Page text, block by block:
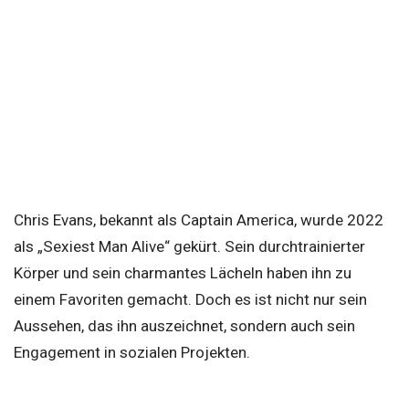
Chris Evans, bekannt als Captain America, wurde 2022
als „Sexiest Man Alive“ gekürt. Sein durchtrainierter
Körper und sein charmantes Lächeln haben ihn zu
einem Favoriten gemacht. Doch es ist nicht nur sein
Aussehen, das ihn auszeichnet, sondern auch sein
Engagement in sozialen Projekten.